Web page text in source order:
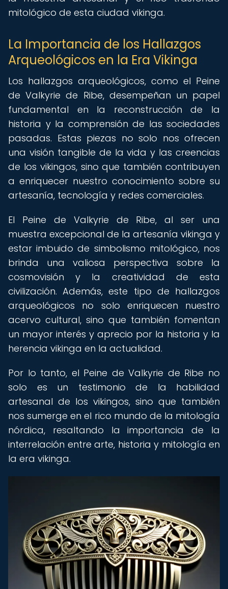
mitológico de esta ciudad vikinga.
La Importancia de los Hallazgos
Arqueológicos en la Era Vikinga
Los hallazgos arqueológicos, como el Peine
de Valkyrie de Ribe, desempeñan un papel
fundamental en la reconstrucción de la
historia y la comprensión de las sociedades
pasadas. Estas piezas no solo nos ofrecen
una visión tangible de la vida y las creencias
de los vikingos, sino que también contribuyen
a enriquecer nuestro conocimiento sobre su
artesanía, tecnología y redes comerciales.
El Peine de Valkyrie de Ribe, al ser una
muestra excepcional de la artesanía vikinga y
estar imbuido de simbolismo mitológico, nos
brinda una valiosa perspectiva sobre la
cosmovisión y la creatividad de esta
civilización. Además, este tipo de hallazgos
arqueológicos no solo enriquecen nuestro
acervo cultural, sino que también fomentan
un mayor interés y aprecio por la historia y la
herencia vikinga en la actualidad.
Por lo tanto, el Peine de Valkyrie de Ribe no
solo es un testimonio de la habilidad
artesanal de los vikingos, sino que también
nos sumerge en el rico mundo de la mitología
nórdica, resaltando la importancia de la
interrelación entre arte, historia y mitología en
la era vikinga.